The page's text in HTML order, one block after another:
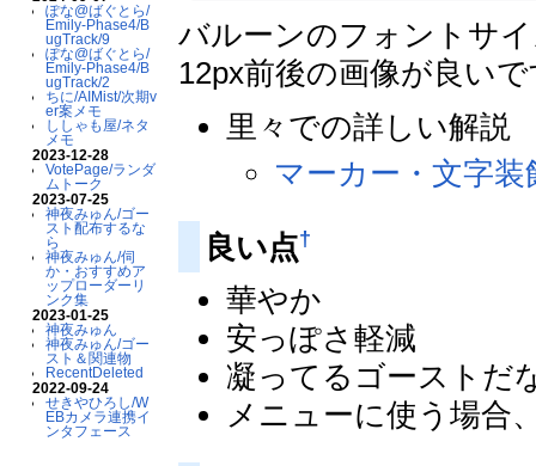
ぽな@ばぐとら/
Emily-Phase4/B
ugTrack/9
ぽな@ばぐとら/
Emily-Phase4/B
ugTrack/2
ちに/AIMist/次期v
er案メモ
ししゃも屋/ネタ
メモ
2023-12-28
VotePage/ランダ
ムトーク
2023-07-25
神夜みゅん/ゴー
スト配布するな
ら
神夜みゅん/伺
か・おすすめア
ップローダーリ
ンク集
2023-01-25
神夜みゅん
神夜みゅん/ゴー
スト＆関連物
RecentDeleted
2022-09-24
せきやひろし/W
EBカメラ連携イ
ンタフェース
バルーンのフォントサ
12px前後の画像が良い
里々での詳しい解説
マーカー・文字
良い点†
華やか
安っぽさ軽減
凝ってるゴーストだ
メニューに使う場合